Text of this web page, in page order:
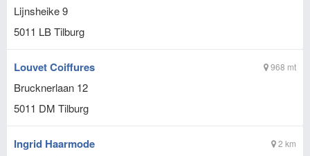
Lijnsheike 9
5011 LBTilburg
968 mt
Louvet Coiffures
Brucknerlaan 12
5011 DM Tilburg
2 km
Ingrid Haarmode